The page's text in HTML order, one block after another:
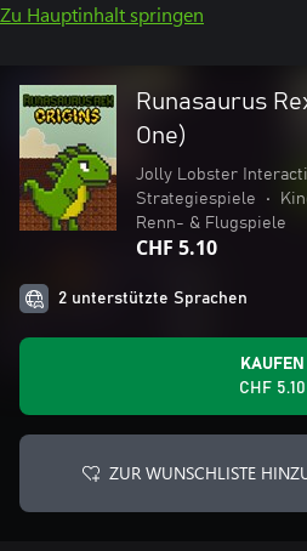
Zu Hauptinhalt springen
Runasaurus
One)
Jolly Lobster
Strategiespiele
•
Renn- & Flugspiele
CHF 5.10
2 unterstützte Sprachen
KAUFEN
CHF 5.10
ZUR WUNSCHLISTE